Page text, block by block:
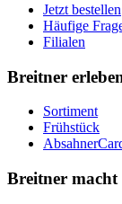
Jetzt bestellen
Häufige
Filialen
Breitner
Sortiment
Frühstück
Breitner